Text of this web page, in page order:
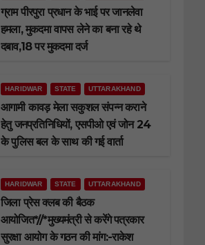
ग्राम पीरपुरा प्रधान के भाई पर जानलेवा
हमला, मुकदमा वापस लेने का बना रहे थे
दबाव,18 पर मुकदमा दर्ज
HARIDWAR STATE UTTARAKHAND
आगामी कावड़ मेला सकुशल संपन्न कराने
हेतु जनप्रतिनिधियों, एसपीओ एवं जोन 24
के पुलिस बल के साथ की गई वार्ता
HARIDWAR STATE UTTARAKHAND
जिला प्रेस क्लब की बैठक
आयोजित*//*मुख्यमंत्री से करेंगे पत्रकार
सुरक्षा आयोग के गठन की मांग:-राकेश